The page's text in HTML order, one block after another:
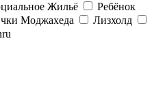
Жильё
Ребёнок
Моджахеда
Лизхолд